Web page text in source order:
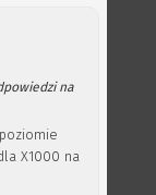
na
X1000 na